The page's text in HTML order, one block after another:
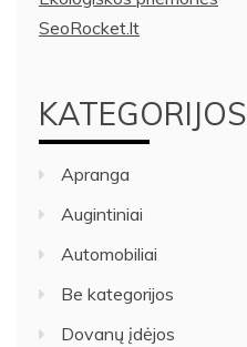
SeoRocket.lt
KATEGORIJOS
Apranga
Augintiniai
Automobiliai
Be kategorijos
Dovanų įdėjos